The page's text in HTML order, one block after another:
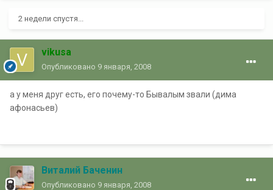
2 недели спустя...
vikusa
Опубликовано 9 января, 2008
а у меня друг есть, его почему-то Бывалым звали (дима
афонасьев)
Виталий Баченин
Опубликовано 9 января, 2008